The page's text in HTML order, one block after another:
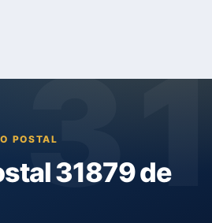
POSTAL
31879 de